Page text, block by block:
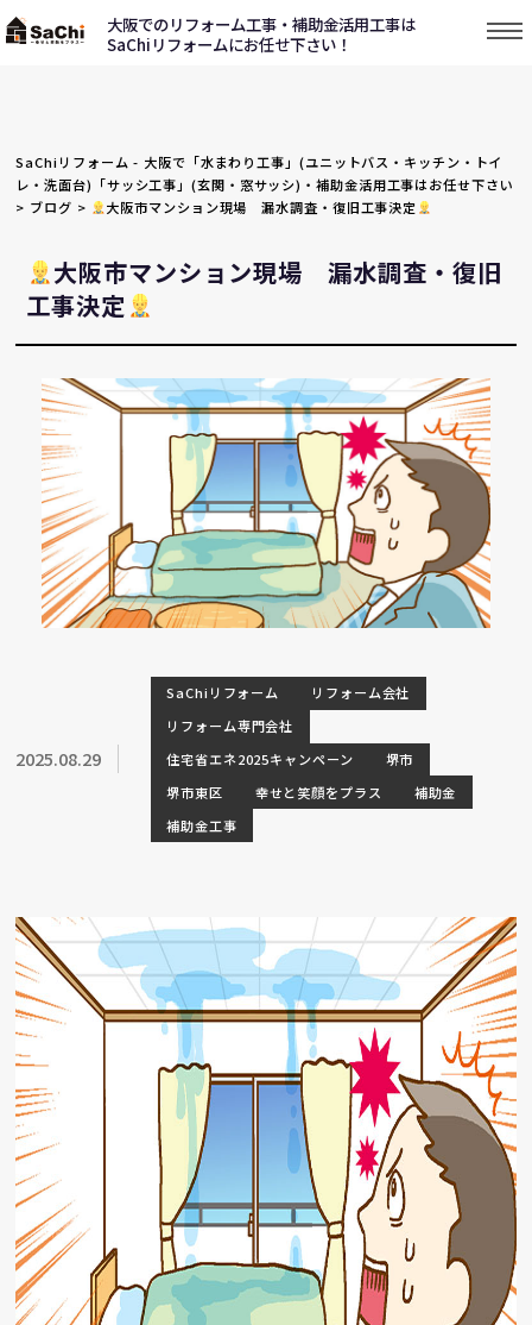
大阪でのリフォーム工事・補助金活用工事は
SaChiリフォームにお任せ下さい！
SaChiリフォーム - 大阪で「水まわり工事」(ユニットバス・キッチン・トイ
レ・洗面台)「サッシ工事」(玄関・窓サッシ)・補助金活用工事はお任せ下さい
> ブログ > 大阪市マンション現場 漏水調査・復旧工事決定
大阪市マンション現場 漏水調査・復旧
工事決定
2025.08.29
SaChiリフォーム
リフォーム会社
リフォーム専門会社
住宅省エネ2025キャンペーン
堺市
堺市東区
幸せと笑顔をプラス
補助金
補助金工事